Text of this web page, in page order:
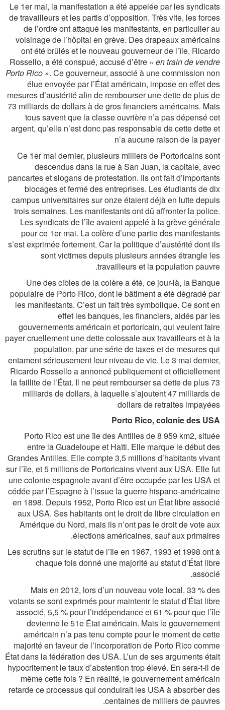
Le 1er mai, la manifestation a été appelée par les syndicats
de travailleurs et les partis d’opposition. Très vite, les forces
de l’ordre ont attaqué les manifestants, en particulier au
voisinage de l’hôpital en grève. Des drapeaux américains
ont été brûlés et le nouveau gouverneur de l’île, Ricardo
Rossello, a été conspué, accusé d’être « en train de vendre
Porto Rico ». Ce gouverneur, associé à une commission non
élue envoyée par l’État américain, impose en effet des
mesures d’austérité afin de rembourser une dette de plus de
73 milliards de dollars à de gros financiers américains. Mais
tous savent que la classe ouvrière n’a pas dépensé cet
argent, qu’elle n’est donc pas responsable de cette dette et
n’a aucune raison de la payer
Ce 1er mai dernier, plusieurs milliers de Portoricains sont
descendus dans la rue à San Juan, la capitale, avec
pancartes et slogans de protestation. Ils ont fait d’importants
blocages et fermé des entreprises. Les étudiants de dix
campus universitaires sur onze étaient déjà en lutte depuis
trois semaines. Les manifestants ont dû affronter la police.
Les syndicats de l’île avaient appelé à la grève générale
pour ce 1er mai. La colère d’une partie des manifestants
s’est exprimée fortement. Car la politique d’austérité dont ils
sont victimes depuis plusieurs années étrangle les
travailleurs et la population pauvre.
Une des cibles de la colère a été, ce jour-là, la Banque
populaire de Porto Rico, dont le bâtiment a été dégradé par
les manifestants. C’est un fait très symbolique. Ce sont en
effet les banques, les financiers, aidés par les
gouvernements américain et portoricain, qui veulent faire
payer cruellement une dette colossale aux travailleurs et à la
population, par une série de taxes et de mesures qui
entament sérieusement leur niveau de vie. Le 3 mai dernier,
Ricardo Rossello a annoncé publiquement et officiellement
la faillite de l’État. Il ne peut rembourser sa dette de plus 73
milliards de dollars, à laquelle s’ajoutent 47 milliards de
dollars de retraites impayées
Porto Rico, colonie des USA
Porto Rico est une île des Antilles de 8 959 km2, située
entre la Guadeloupe et Haïti. Elle marque le début des
Grandes Antilles. Elle compte 3,5 millions d’habitants vivant
sur l’île, et 5 millions de Portoricains vivent aux USA. Elle fut
une colonie espagnole avant d’être occupée par les USA et
cédée par l’Espagne à l’issue la guerre hispano-américaine
en 1898. Depuis 1952, Porto Rico est un État libre associé
aux USA. Ses habitants ont le droit de libre circulation en
Amérique du Nord, mais ils n’ont pas le droit de vote aux
élections américaines, sauf aux primaires.
Les scrutins sur le statut de l’île en 1967, 1993 et 1998 ont à
chaque fois donné une majorité au statut d’État libre
associé.
Mais en 2012, lors d’un nouveau vote local, 33 % des
votants se sont exprimés pour maintenir le statut d’État libre
associé, 5,5 % pour l’indépendance et 61 % pour que l’île
devienne le 51e État américain. Mais le gouvernement
américain n’a pas tenu compte pour le moment de cette
majorité en faveur de l’incorporation de Porto Rico comme
État dans la fédération des USA. L’un de ses arguments était
hypocritement le taux d’abstention trop élevé. En sera-t-il de
même cette fois ? En réalité, le gouvernement américain
retarde ce processus qui conduirait les USA à absorber des
centaines de milliers de pauvres.